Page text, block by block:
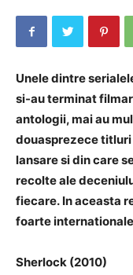
Unele dintre
si-au terminat
antologii, mai au
douasprezece titluri
lansare si din care
recolte ale
fiecare. In aceasta
foarte
Sherlock (2010)